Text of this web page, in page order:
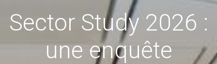
Sector Study 2026 :
une enquête